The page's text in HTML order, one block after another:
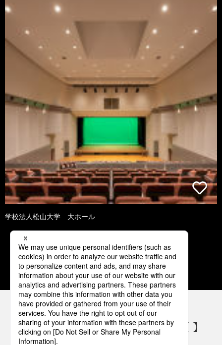
学校法人松山大学 大ホール
1 2 3 4 5
パナソニックの電気設備 SNSアカウント